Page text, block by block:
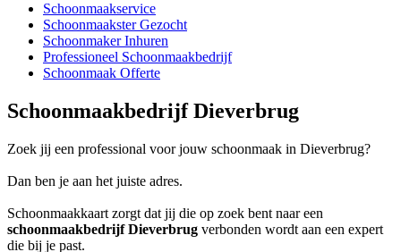
Schoonmaakservice
Schoonmaakster Gezocht
Schoonmaker Inhuren
Professioneel Schoonmaakbedrijf
Schoonmaak Offerte
Schoonmaakbedrijf Dieverbrug
Zoek jij een professional voor jouw schoonmaak in Dieverbrug?
Dan ben je aan het juiste adres.
Schoonmaakkaart zorgt dat jij die op zoek bent naar een
schoonmaakbedrijf Dieverbrug verbonden wordt aan een expert
die bij je past.